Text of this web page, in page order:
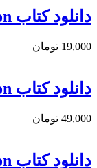
دانلود کتاب Robotic and Navigated Spine Surgery: Surgical Techniques and Advancements 1st Edition
19,000 تومان
دانلود كتاب Spinal Cord Injury: Board Review 1st Edition
49,000 تومان
دانلود كتاب Tumors of the Spinal Canal: Surgical Approaches and Future Therapies 1st Edition